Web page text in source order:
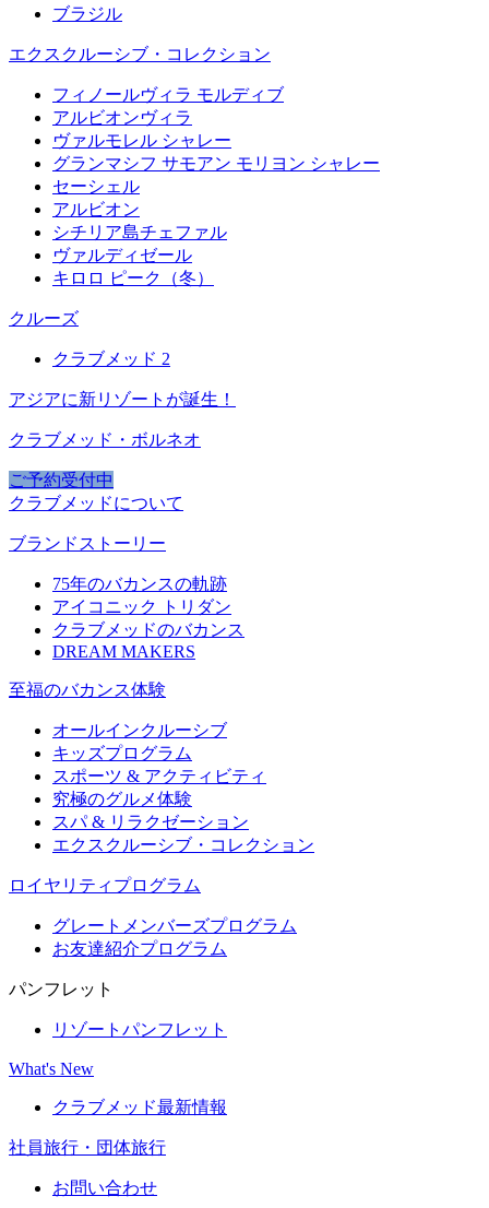
ブラジル
エクスクルーシブ・コレクション
フィノールヴィラ モルディブ
アルビオンヴィラ
ヴァルモレル シャレー
グランマシフ サモアン モリヨン シャレー
セーシェル
アルビオン
シチリア島チェファル
ヴァルディゼール
キロロ ピーク（冬）
クルーズ
クラブメッド 2
アジアに新リゾートが誕生！
クラブメッド・ボルネオ
ご予約受付中
クラブメッドについて
ブランドストーリー
75年のバカンスの軌跡
アイコニック トリダン
クラブメッドのバカンス
DREAM MAKERS
至福のバカンス体験
オールインクルーシブ
キッズプログラム
スポーツ & アクティビティ​
究極のグルメ体験
スパ & リラクゼーション
エクスクルーシブ・コレクション
ロイヤリティプログラム
グレートメンバーズプログラム
お友達紹介プログラム
パンフレット
リゾートパンフレット
What's New
クラブメッド最新情報
社員旅行・団体旅行
お問い合わせ